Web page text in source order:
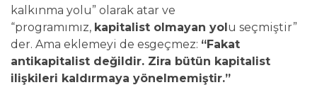
kalkınma yolu” olarak atar ve
“programımız, kapitalist olmayan yolu seçmiştir”
der. Ama eklemeyi de esgeçmez: “Fakat
antikapitalist değildir. Zira bütün kapitalist
ilişkileri kaldırmaya yönelmemiştir.”